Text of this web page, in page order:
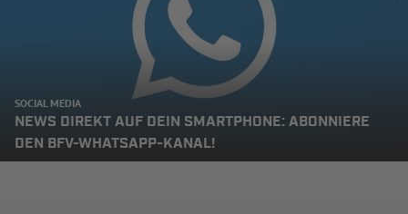
SOCIAL MEDIA
NEWS DIREKT AUF DEIN SMARTPHONE: ABONNIERE
DEN BFV-WHATSAPP-KANAL!